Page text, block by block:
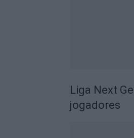
Liga Next
jogadores